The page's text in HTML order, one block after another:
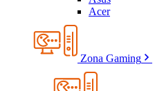
Acer
Zona Gaming